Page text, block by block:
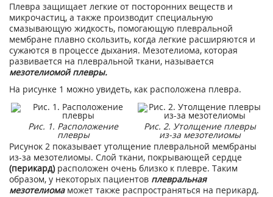
Плевра защищает легкие от посторонних веществ и
микрочастиц, а также производит специальную
смазывающую жидкость, помогающую плевральной
мембране плавно скользить, когда легкие расширяются и
сужаются в процессе дыхания. Мезотелиома, которая
развивается на плевральной ткани, называется
мезотелиомой плевры.
На рисунке 1 можно увидеть, как расположена плевра.
Рис. 1. Расположение
плевры
Рис. 2. Утолщение плевры
из-за мезотелиомы
Рисунок 2 показывает утолщение плевральной мембраны
из-за мезотелиомы. Слой ткани, покрывающей сердце
(перикард)расположен очень близко к плевре. Таким
образом, у некоторых пациентов плевральная
мезотелиомаможет также распространяться на перикард.